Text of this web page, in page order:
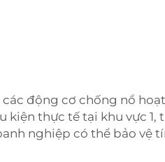
các động cơ chống nổ hoạt
thực tế tại khu vực 1,
nghiệp có thể bảo vệ